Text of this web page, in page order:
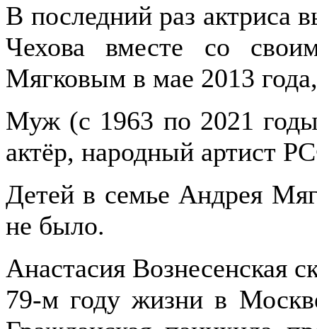
В последний раз
Чехова вместе со
Мягковым в мае 2013
Муж (с 1963 по 2021
актёр, народный артист
Детей в семье Андрея
не было.
Анастасия Вознесенская
79-м году жизни в